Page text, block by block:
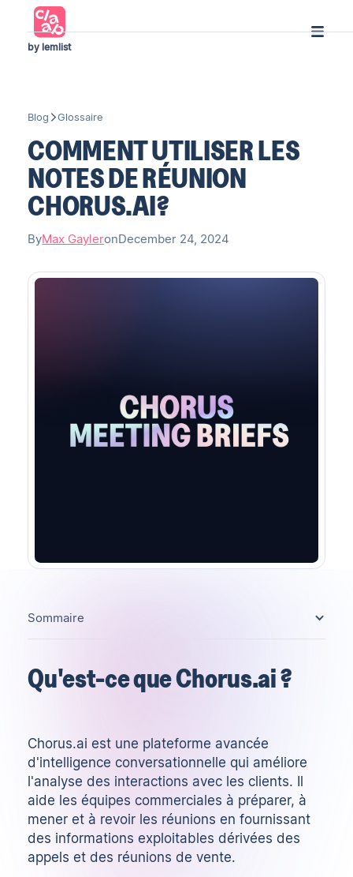
by lemlist
Blog Glossaire
COMMENT UTILISER LES
NOTES DE RÉUNION
CHORUS.AI?
ByMax GayleronDecember 24, 2024
Qu'est-ce que Chorus.ai ?
Chorus.ai est une plateforme avancée
d'intelligence conversationnelle qui améliore
l'analyse des interactions avec les clients. Il
aide les équipes commerciales à préparer, à
mener et à revoir les réunions en fournissant
des informations exploitables dérivées des
appels et des réunions de vente.
Sommaire